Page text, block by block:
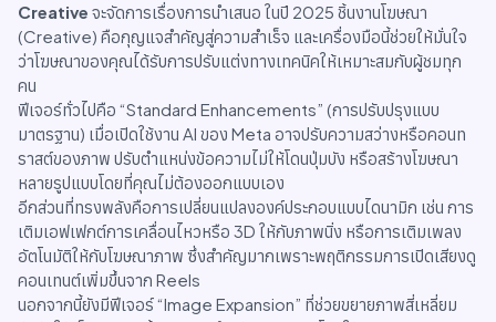
Creative จะจัดการเรื่องการนำเสนอ ในปี 2025 ชิ้นงานโฆษณา
(Creative) คือกุญแจสำคัญสู่ความสำเร็จ และเครื่องมือนี้ช่วยให้มั่นใจ
ว่าโฆษณาของคุณได้รับการปรับแต่งทางเทคนิคให้เหมาะสมกับผู้ชมทุก
คน
ฟีเจอร์ทั่วไปคือ “Standard Enhancements” (การปรับปรุงแบบ
มาตรฐาน) เมื่อเปิดใช้งาน AI ของ Meta อาจปรับความสว่างหรือคอนท
ราสต์ของภาพ ปรับตำแหน่งข้อความไม่ให้โดนปุ่มบัง หรือสร้างโฆษณา
หลายรูปแบบโดยที่คุณไม่ต้องออกแบบเอง
อีกส่วนที่ทรงพลังคือการเปลี่ยนแปลงองค์ประกอบแบบไดนามิก เช่น การ
เติมเอฟเฟกต์การเคลื่อนไหวหรือ 3D ให้กับภาพนิ่ง หรือการเติมเพลง
อัตโนมัติให้กับโฆษณาภาพ ซึ่งสำคัญมากเพราะพฤติกรรมการเปิดเสียงดู
คอนเทนต์เพิ่มขึ้นจาก Reels
นอกจากนี้ยังมีฟีเจอร์ “Image Expansion” ที่ช่วยขยายภาพสี่เหลี่ยม